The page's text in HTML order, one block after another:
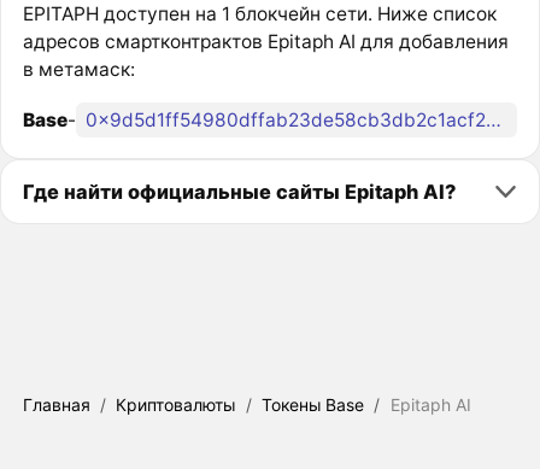
EPITAPH доступен на 1 блокчейн сети. Ниже список
адресов смартконтрактов Epitaph AI для добавления
в метамаск:
Base- 0x9d5d1ff54980dffab23de58cb3db2c1acf2fbba3
Где найти официальные сайты Epitaph AI?
Главная / Криптовалюты / Токены Base / Epitaph AI